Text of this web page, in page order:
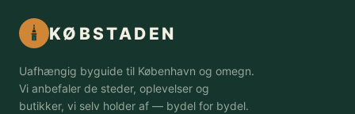
KØBSTADEN
Uafhængig byguide til København og omegn.
Vi anbefaler de steder, oplevelser og
butikker, vi selv holder af — bydel for bydel.